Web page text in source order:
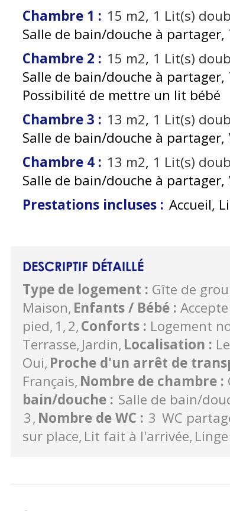
Chambre 1 : 15 m2 1 Lit(s)
Salle de bain/douche à partager
Chambre 2 : 15 m2 1 Lit(s)
Salle de bain/douche à partager
Possibilité de mettre un lit bébé
Chambre 3 : 13 m2 1 Lit(s)
Salle de bain/douche à partager
Chambre 4 : 13 m2 1 Lit(s)
Salle de bain/douche à partager
Prestations incluses : Accueil,
DESCRIPTIF DÉTAILLÉ
Type de logement : Gîte de
Maison Enfants / Bébé :
pied 1 2 Conforts : Logement
Terrasse Jardin Localisation :
Oui Proche d'un arrêt de
Français Nombre de chambre :
bain/douche : Salle de bain/
3 Nombre de WC : 3 WC
sur place Lit fait à l'arrivée